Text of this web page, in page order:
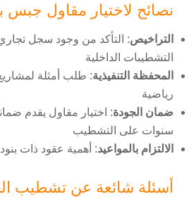
نصائح لاختيار مقاول جبس
التراخيص: التأكد من وجود سجل
التشطيبات الداخلية
المحفظة التنفيذية: طلب أمثلة
رياضية
ضمان الجودة
سنوات على التشطيب
الالتزام بالمواعيد: أهمية عقود ذات
أسئلة شائعة عن تشطيب